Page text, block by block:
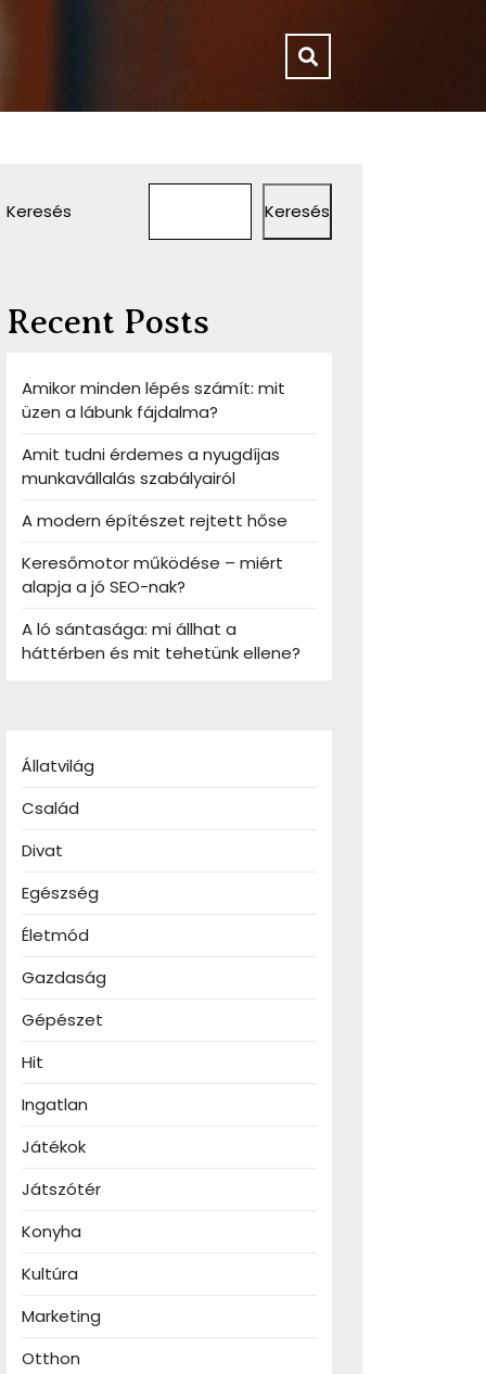
Keresés Keresés
Recent Posts
Amikor minden lépés számít: mit
üzen a lábunk fájdalma?
Amit tudni érdemes a nyugdíjas
munkavállalás szabályairól
A modern építészet rejtett hőse
Keresőmotor működése – miért
alapja a jó SEO-nak?
A ló sántasága: mi állhat a
háttérben és mit tehetünk ellene?
Állatvilág
Család
Divat
Egészség
Életmód
Gazdaság
Gépészet
Hit
Ingatlan
Játékok
Játszótér
Konyha
Kultúra
Marketing
Otthon